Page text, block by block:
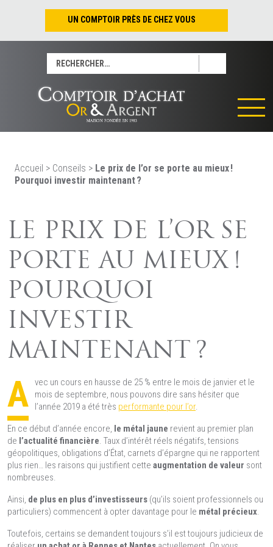
UN COMPTOIR PRÈS DE CHEZ VOUS
Nantes – Jean-Jacques Rousseau
Nantes – Saint-Pierre
Tours
La Rochelle
La Roche/Yon
Rechercher :
Accueil > Conseils > Le prix de l’or se porte au mieux !
Pourquoi investir maintenant ?
LE PRIX DE L’OR SE
PORTE AU MIEUX !
POURQUOI
INVESTIR
MAINTENANT ?
A vec un cours en hausse de 25 % entre le mois de janvier et le
mois de septembre, nous pouvons dire sans hésiter que
l’année 2019 a été très performante pour l’or.
En ce début d’année encore, le métal jaune revient au premier plan
de l’actualité financière. Taux d’intérêt réels négatifs, tensions
géopolitiques, obligations d’État, carnets d’épargne qui ne rapportent
plus rien… les raisons qui justifient cette augmentation de valeur sont
nombreuses.
Ainsi, de plus en plus d’investisseurs (qu’ils soient professionnels ou
particuliers) commencent à opter davantage pour le métal précieux.
Toutefois, certains se demandent toujours s’il est toujours judicieux de